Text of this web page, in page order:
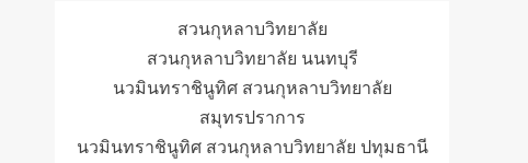
สวนกุหลาบวิทยาลัย
สวนกุหลาบวิทยาลัย นนทบุรี
นวมินทราชินูทิศ สวนกุหลาบวิทยาลัย
สมุทรปราการ
นวมินทราชินูทิศ สวนกุหลาบวิทยาลัย ปทุมธานี